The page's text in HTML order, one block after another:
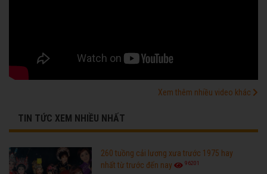
Xem thêm nhiều video khác
TIN TỨC XEM NHIỀU NHẤT
260 tuồng cải lương xưa trước 1975 hay
nhất từ trước đến nay
96201